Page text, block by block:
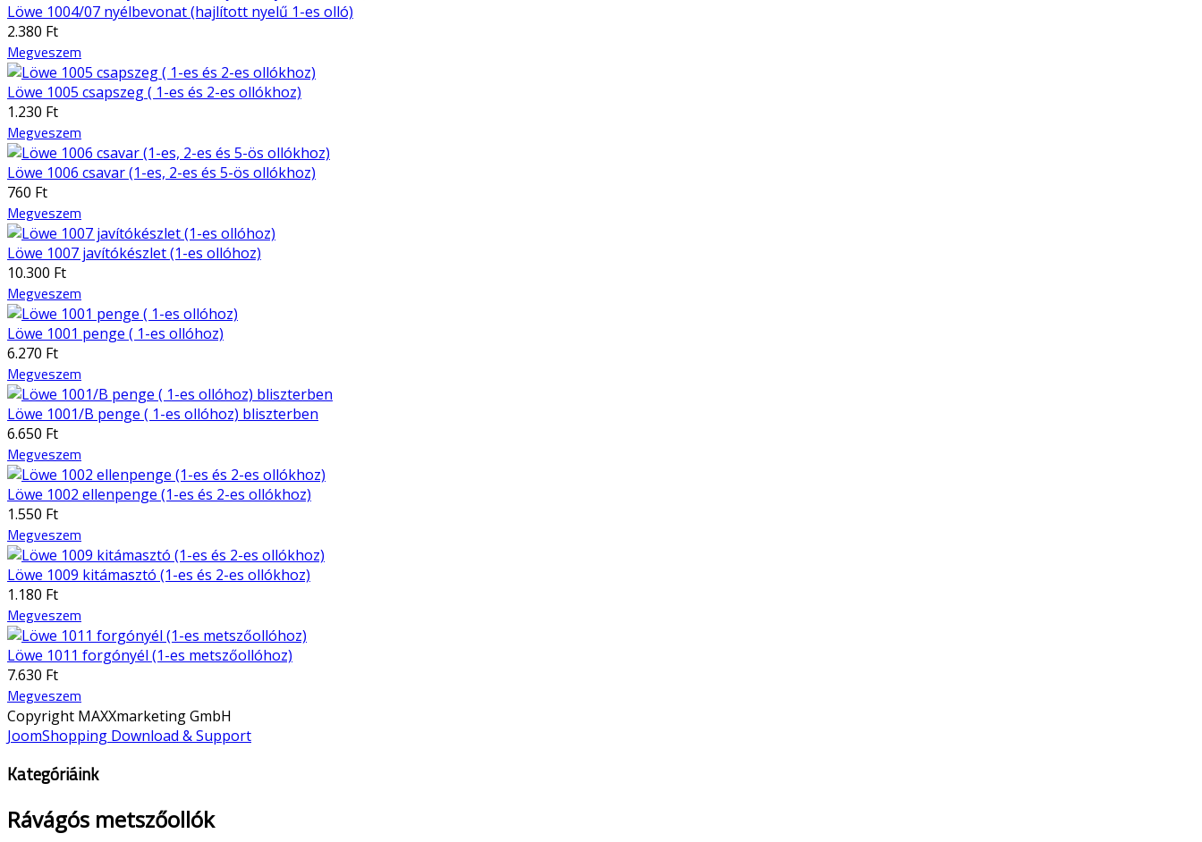
Löwe 1004/07 nyélbevonat (hajlított nyelű 1-es olló)
2.380 Ft
Megveszem
Löwe 1005 csapszeg ( 1-es és 2-es ollókhoz)
1.230 Ft
Megveszem
Löwe 1006 csavar (1-es, 2-es és 5-ös ollókhoz)
760 Ft
Megveszem
Löwe 1007 javítókészlet (1-es ollóhoz)
10.300 Ft
Megveszem
Löwe 1001 penge ( 1-es ollóhoz)
6.270 Ft
Megveszem
Löwe 1001/B penge ( 1-es ollóhoz) bliszterben
6.650 Ft
Megveszem
Löwe 1002 ellenpenge (1-es és 2-es ollókhoz)
1.550 Ft
Megveszem
Löwe 1009 kitámasztó (1-es és 2-es ollókhoz)
1.180 Ft
Megveszem
Löwe 1011 forgónyél (1-es metszőollóhoz)
7.630 Ft
Megveszem
Copyright MAXXmarketing GmbH
JoomShopping Download & Support
Kategóriáink
Rávágós metszőollók